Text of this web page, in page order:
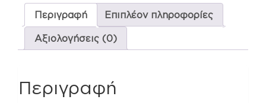
Περιγραφή Επιπλέον πληροφορίες
Αξιολογήσεις (0)
Περιγραφή